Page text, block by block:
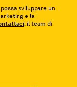
sviluppare un
e la
: il team di